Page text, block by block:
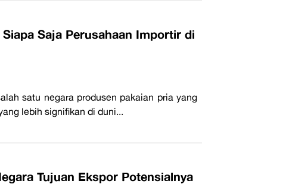
Saja Perusahaan Importir di
satu negara produsen pakaian pria yang
lebih signifikan di duni...
Tujuan Ekspor Potensialnya